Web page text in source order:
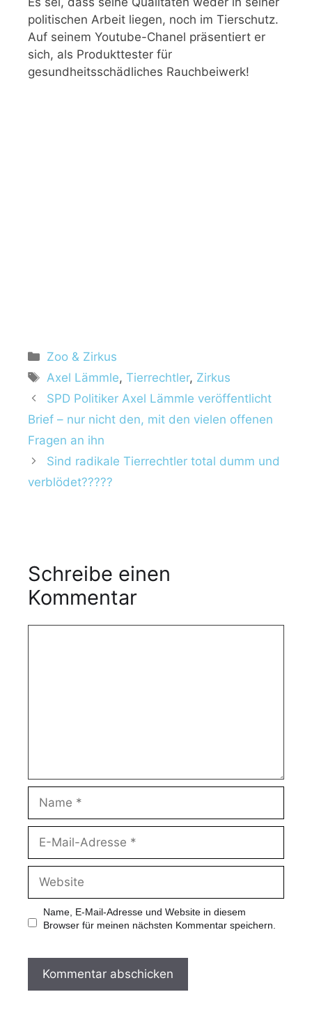
politischen Arbeit liegen, noch im Tierschutz.
Auf seinem Youtube-Chanel präsentiert er
sich, als Produkttester für
gesundheitsschädliches Rauchbeiwerk!
Zoo & Zirkus
Axel Lämmle,Tierrechtler, Zirkus
SPD Politiker Axel Lämmle veröffentlicht
Brief – nur nicht den, mit den vielen offenen
Fragen an ihn
Sind radikale Tierrechtler total dumm und
verblödet?????
Schreibe einen
Kommentar
Name, E-Mail-Adresse und Website in diesem
Browser für meinen nächsten Kommentar speichern.